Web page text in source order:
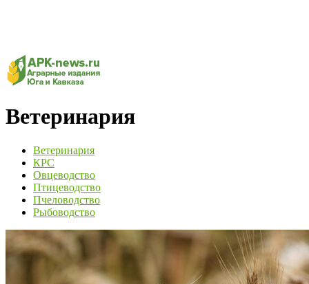
Ветеринария
Ветеринария
КРС
Овцеводство
Птицеводство
Пчеловодство
Рыбоводство